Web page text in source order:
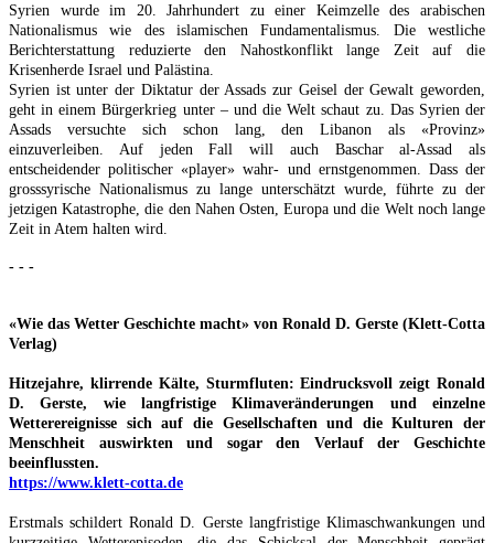
Syrien wurde im 20. Jahrhundert zu einer Keimzelle des arabischen
Nationalismus wie des islamischen Fundamentalismus. Die westliche
Berichterstattung reduzierte den Nahostkonflikt lange Zeit auf die
Krisenherde Israel und Palästina.
Syrien ist unter der Diktatur der Assads zur Geisel der Gewalt geworden,
geht in einem Bürgerkrieg unter – und die Welt schaut zu. Das Syrien der
Assads versuchte sich schon lang, den Libanon als «Provinz»
einzuverleiben. Auf jeden Fall will auch Baschar al-Assad als
entscheidender politischer «player» wahr- und ernstgenommen. Dass der
grosssyrische Nationalismus zu lange unterschätzt wurde, führte zu der
jetzigen Katastrophe, die den Nahen Osten, Europa und die Welt noch lange
Zeit in Atem halten wird.
- - -
«Wie das Wetter Geschichte macht» von Ronald D. Gerste (Klett-Cotta
Verlag)
Hitzejahre, klirrende Kälte, Sturmfluten: Eindrucksvoll zeigt Ronald
D. Gerste, wie langfristige Klimaveränderungen und einzelne
Wetterereignisse sich auf die Gesellschaften und die Kulturen der
Menschheit auswirkten und sogar den Verlauf der Geschichte
beeinflussten.
https://www.klett-cotta.de
Erstmals schildert Ronald D. Gerste langfristige Klimaschwankungen und